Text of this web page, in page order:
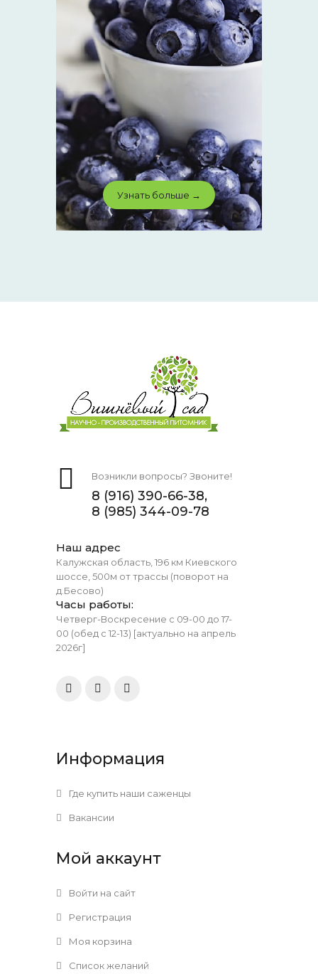
Узнать больше →
Возникли вопросы? Звоните!
8 (916) 390-66-38,
8 (985) 344-09-78
Наш адрес
Калужская область, 196 км Киевского
шоссе, 500м от трассы (поворот на
д.Бесово)
Часы работы:
Четверг-Воскресение с 09-00 до 17-
00 (обед с 12-13) [актуально на апрель
2026г]
Информация
Где купить наши саженцы
Вакансии
Мой аккаунт
Войти на сайт
Регистрация
Моя корзина
Список желаний